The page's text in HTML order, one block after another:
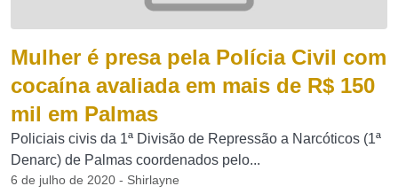
Mulher é presa pela Polícia Civil com
cocaína avaliada em mais de R$ 150
mil em Palmas
Policiais civis da 1ª Divisão de Repressão a Narcóticos (1ª
Denarc) de Palmas coordenados pelo...
6 de julho de 2020 - Shirlayne